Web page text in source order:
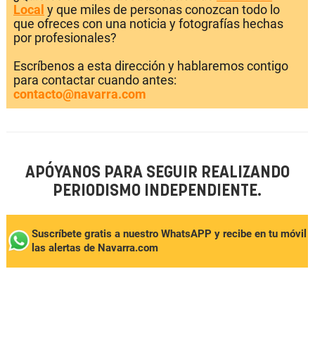
Local y que miles de personas conozcan todo lo
que ofreces con una noticia y fotografías hechas
por profesionales?
Escríbenos a esta dirección y hablaremos contigo
para contactar cuando antes:
contacto@navarra.com
APÓYANOS PARA SEGUIR REALIZANDO
PERIODISMO INDEPENDIENTE.
Suscríbete gratis a nuestro WhatsAPP y recibe en tu móvil
las alertas de Navarra.com